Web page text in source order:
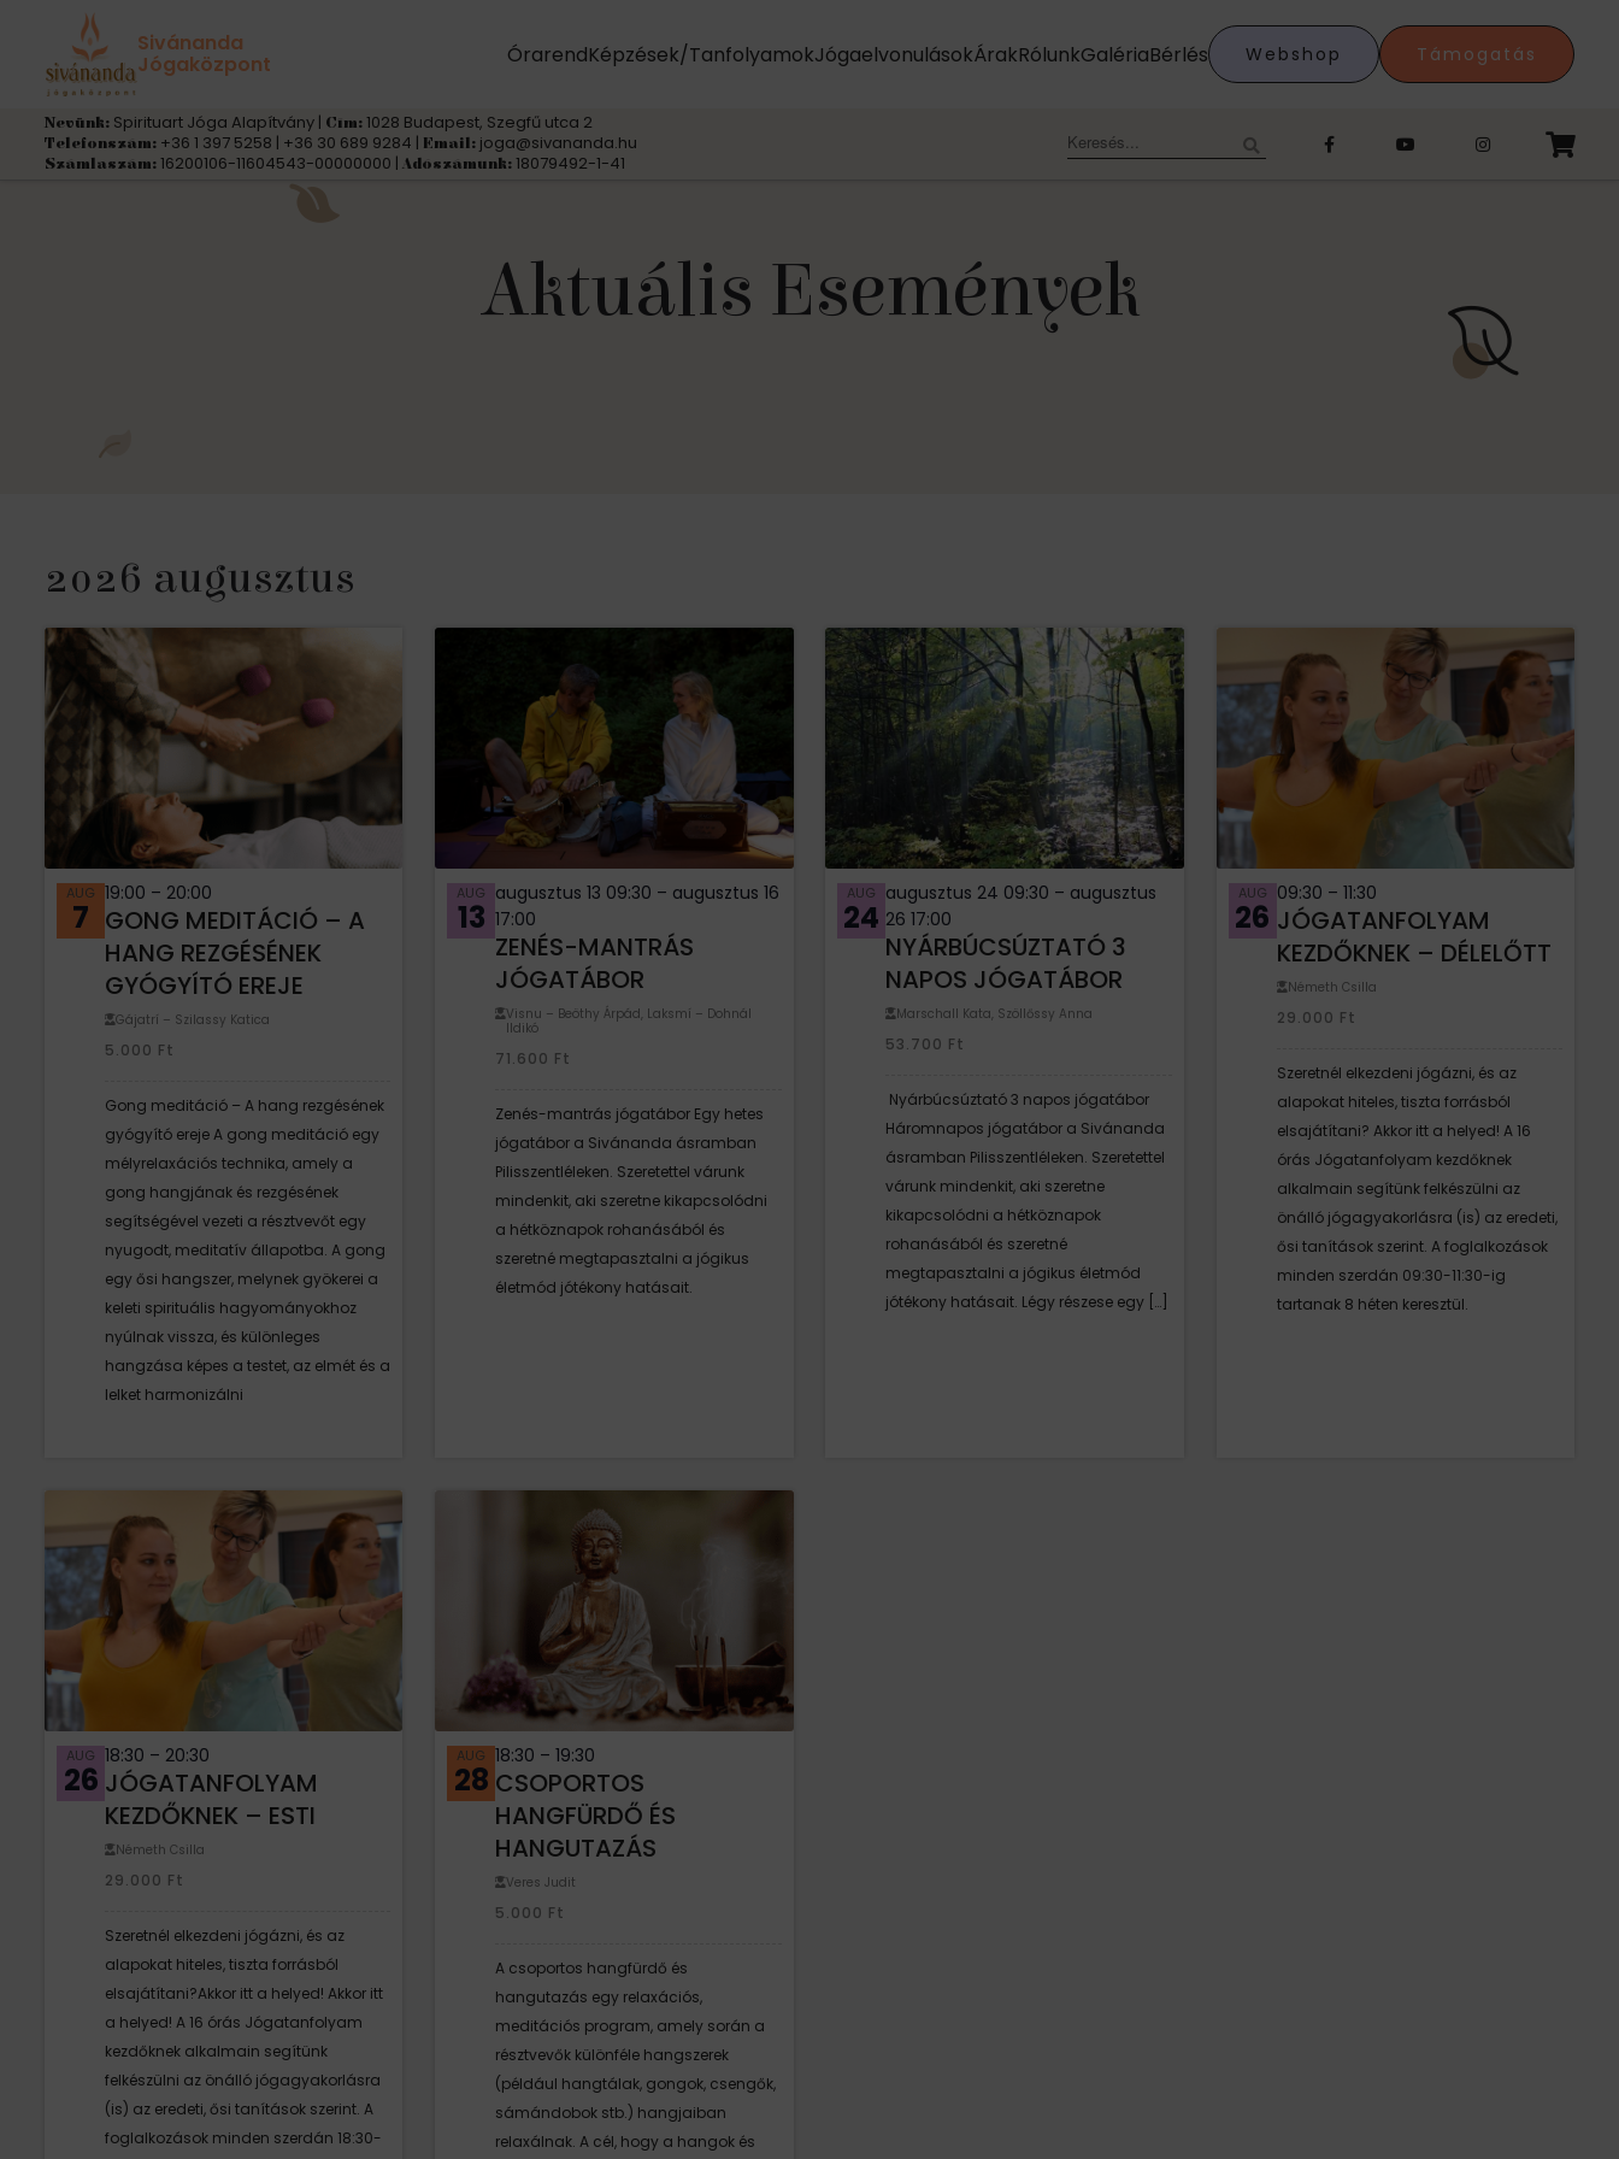
Sivánanda
Jógaközpont ÓrarendKépzések/TanfolyamokJógaelvonulásokÁrakRólunkGalériaBérlés Webshop Támogatás
Nevünk: Spirituart Jóga Alapítvány | Cím: 1028 Budapest, Szegfű utca 2
Telefonszám: +36 1 397 5258 | +36 30 689 9284 | Email: joga@sivananda.hu
Számlaszám: 16200106-11604543-00000000 | Adószámunk: 18079492-1-41
Keresés:
Aktuális Események
2026 augusztus
AUG
7
19:00 – 20:00
GONG MEDITÁCIÓ – A
HANG REZGÉSÉNEK
GYÓGYÍTÓ EREJE
Gájatrí – Szilassy Katica
5.000 Ft
Gong meditáció – A hang rezgésének
gyógyító ereje A gong meditáció egy
mélyrelaxációs technika, amely a
gong hangjának és rezgésének
segítségével vezeti a résztvevőt egy
nyugodt, meditatív állapotba. A gong
egy ősi hangszer, melynek gyökerei a
keleti spirituális hagyományokhoz
nyúlnak vissza, és különleges
hangzása képes a testet, az elmét és a
lelket harmonizálni
AUG
13
augusztus 13 09:30 – augusztus 16
17:00
ZENÉS-MANTRÁS
JÓGATÁBOR
Visnu – Beöthy Árpád, Laksmí – Dohnál
Ildikó
71.600 Ft
Zenés-mantrás jógatábor Egy hetes
jógatábor a Sivánanda ásramban
Pilisszentléleken. Szeretettel várunk
mindenkit, aki szeretne kikapcsolódni
a hétköznapok rohanásából és
szeretné megtapasztalni a jógikus
életmód jótékony hatásait.
AUG
24
augusztus 24 09:30 – augusztus
26 17:00
NYÁRBÚCSÚZTATÓ 3
NAPOS JÓGATÁBOR
Marschall Kata, Szöllőssy Anna
53.700 Ft
Nyárbúcsúztató 3 napos jógatábor
Háromnapos jógatábor a Sivánanda
ásramban Pilisszentléleken. Szeretettel
várunk mindenkit, aki szeretne
kikapcsolódni a hétköznapok
rohanásából és szeretné
megtapasztalni a jógikus életmód
jótékony hatásait. Légy részese egy […]
AUG
26
09:30 – 11:30
JÓGATANFOLYAM
KEZDŐKNEK – DÉLELŐTT
Németh Csilla
29.000 Ft
Szeretnél elkezdeni jógázni, és az
alapokat hiteles, tiszta forrásból
elsajátítani? Akkor itt a helyed! A 16
órás Jógatanfolyam kezdőknek
alkalmain segítünk felkészülni az
önálló jógagyakorlásra (is) az eredeti,
ősi tanítások szerint. A foglalkozások
minden szerdán 09:30-11:30-ig
tartanak 8 héten keresztül.
AUG
26
18:30 – 20:30
JÓGATANFOLYAM
KEZDŐKNEK – ESTI
Németh Csilla
29.000 Ft
Szeretnél elkezdeni jógázni, és az
alapokat hiteles, tiszta forrásból
elsajátítani?Akkor itt a helyed! Akkor itt
a helyed! A 16 órás Jógatanfolyam
kezdőknek alkalmain segítünk
felkészülni az önálló jógagyakorlásra
(is) az eredeti, ősi tanítások szerint. A
foglalkozások minden szerdán 18:30-
AUG
28
18:30 –19:30
CSOPORTOS
HANGFÜRDŐ ÉS
HANGUTAZÁS
Veres Judit
5.000 Ft
A csoportos hangfürdő és
hangutazás egy relaxációs,
meditációs program, amely során a
résztvevők különféle hangszerek
(például hangtálak, gongok, csengők,
sámándobok stb.) hangjaiban
relaxálnak. A cél, hogy a hangok és